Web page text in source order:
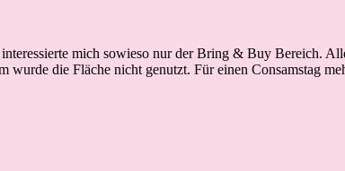
mich sowieso nur der Bring & Buy Bereich.
die Fläche nicht genutzt. Für einen Consamstag